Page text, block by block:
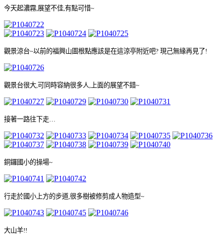
今天起濃霧 展望不佳 有點可惜~
觀景涼台~以前的福興山圖根點應該是在這涼亭附近吧? 現己無緣再見了!
觀景台很大 可同時容納很多人 上面的展望不錯~
接著一路往下走
銅鑼國小的操場~
行走於國小上方的步道 很多樹被修剪成人物造型~
大山羊!!